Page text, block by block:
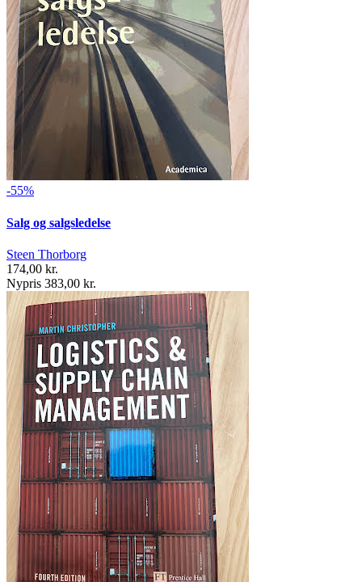
-55%
Salg og salgsledelse
Steen Thorborg
174,00 kr.
Nypris 383,00 kr.